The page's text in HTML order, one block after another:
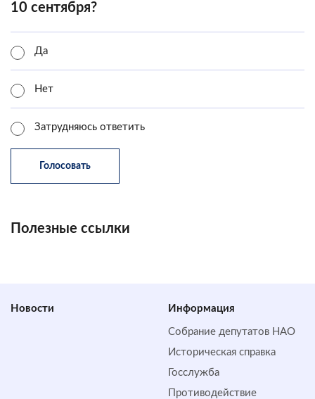
10 сентября?
Да
Нет
Затрудняюсь ответить
Полезные ссылки
Новости Информация
Собрание депутатов НАО
Историческая справка
Госслужба
Противодействие